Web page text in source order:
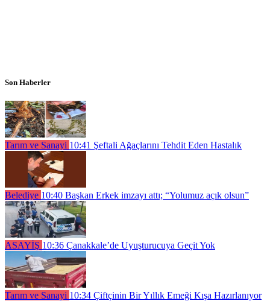
Son Haberler
Tarım ve Sanayi 10:41 Şeftali Ağaçlarını Tehdit Eden Hastalık
Belediye 10:40 Başkan Erkek imzayı attı; “Yolumuz açık olsun”
ASAYİŞ 10:36 Çanakkale’de Uyuşturucuya Geçit Yok
Tarım ve Sanayi 10:34 Çiftçinin Bir Yıllık Emeği Kışa Hazırlanıyor